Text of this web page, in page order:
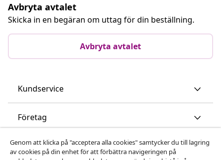
Avbryta avtalet
Skicka in en begäran om uttag för din beställning.
Avbryta avtalet
Kundservice
Företag
vidaXL
Genom att klicka på "acceptera alla cookies" samtycker du till lagring
av cookies på din enhet för att förbättra navigeringen på